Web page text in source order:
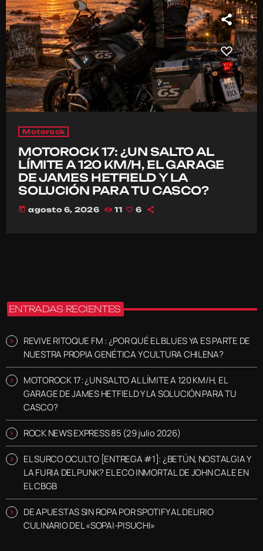
Motorock
MOTOROCK 17: ¿UN SALTO AL
LÍMITE A 120 KM/H, EL GARAGE
DE JAMES HETFIELD Y LA
SOLUCIÓN PARA TU CASCO?
today agosto 6, 2026 11 6
ENTRADAS RECIENTES
REVIVE RITOQUE FM : ¿POR QUÉ EL BLUES YA ES PARTE DE
NUESTRA PROPIA GENÉTICA Y CULTURA CHILENA?
MOTOROCK 17: ¿UN SALTO AL LÍMITE A 120 KM/H, EL
GARAGE DE JAMES HETFIELD Y LA SOLUCIÓN PARA TU
CASCO?
ROCK NEWS EXPRESS 85 (29 julio 2026)
EL SURCO OCULTO [ENTREGA #1]: ¿BETÚN, NOSTALGIA Y
LA FURIA DEL PUNK? EL ECO INMORTAL DE JOHN CALE EN
EL CBGB
DE APUESTAS SIN ROPA POR SPOTIFY AL DELIRIO
CULINARIO DEL «SOPAI-PISUCHI»